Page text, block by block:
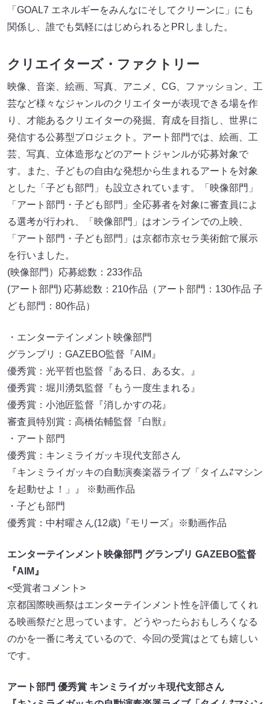
「GOAL7 エネルギーをみんなにそしてクリーンに」にも
関係し、誰でも気軽にはじめられるとPRしました。
クリエイターズ・ファクトリー
映像、音楽、絵画、写真、アニメ、CG、ファッション、工
芸など様々なジャンルのクリエイターが表現できる場を作
り、才能あるクリエイターの発掘、育成を目指し、世界に
発信する公募型プロジェクト。アート部門では、絵画、工
芸、写真、立体造形などのアートジャンルが応募対象で
す。また、子どもの自由な発想から生まれるアートを対象
とした「子ども部門」も設立されています。「映像部門」
「アート部門・子ども部門」全応募者を対象に審査員によ
る選考が行われ、「映像部門」はオンラインでの上映、
「アート部門・子ども部門」は京都市京セラ美術館で展示
を行いました。
(映像部門）応募総数：233作品
(アート部門) 応募総数：210作品（アート部門：130作品 子
ども部門：80作品）
・エンターテインメント映像部門
グランプリ：GAZEBO監督『AIM』
優秀賞：光平哲也監督『ある日、ある女。』
優秀賞：堀川湧気監督『もう一度生まれる』
優秀賞：小池匠監督『消しかすの花』
審査員特別賞：高橋佑輔監督『白獣』
・アート部門
優秀賞：キンミライガッキ現代支部さん
『キンミライガッキの自動演奏楽器ライブ「タイム⇄マシン
を起動せよ！」』 ※動画作品
・子ども部門
優秀賞：中村曜さん(12歳)『モリーズ』※動画作品
エンターテインメント映像部門 グランプリ GAZEBO監督
『AIM』
<受賞者コメント>
京都国際映画祭はエンターテインメント性を評価してくれ
る映画祭だと思っています。どうやったらおもしろくなる
のかを一番に考えているので、今回の受賞はとても嬉しい
です。
アート部門 優秀賞 キンミライガッキ現代支部さん